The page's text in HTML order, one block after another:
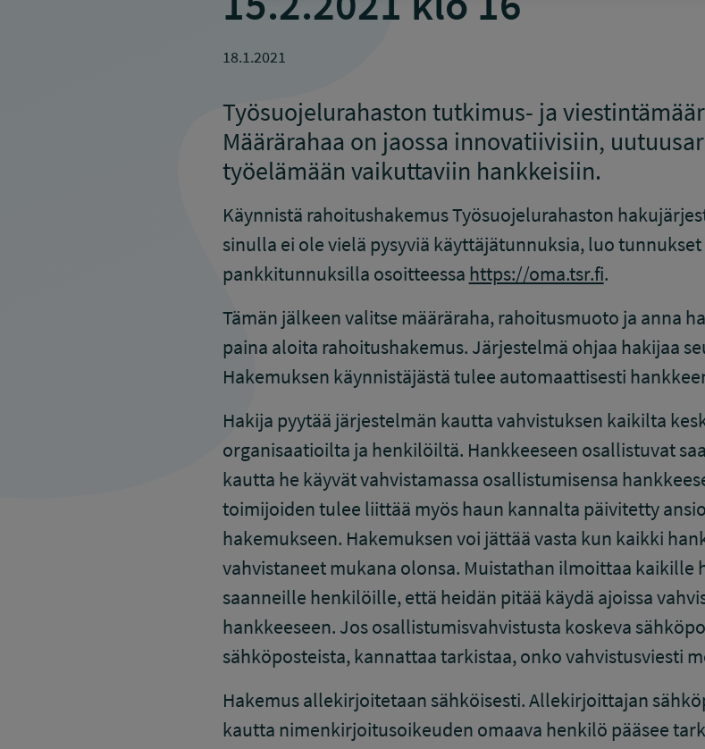
18.1.2021
Työsuojelurahaston tutkimus- ja
Määrärahaa on jaossa innovatiivisiin,
työelämään vaikuttaviin hankkeisiin.
Käynnistä rahoitushakemus Työsuojelurahaston
sinulla ei ole vielä pysyviä käyttäjätunnuksia, luo
pankkitunnuksilla osoitteessa https://oma.tsr.fi.
Tämän jälkeen valitse määräraha, rahoitusmuoto ja anna
paina aloita rahoitushakemus. Järjestelmä ohjaa hakijaa
Hakemuksen käynnistäjästä tulee automaattisesti
Hakija pyytää järjestelmän kautta vahvistuksen kaikilta
organisaatioilta ja henkilöiltä. Hankkeeseen osallistuvat
kautta he käyvät vahvistamassa osallistumisensa
toimijoiden tulee liittää myös haun kannalta päivitetty
hakemukseen. Hakemuksen voi jättää vasta kun kaikki
vahvistaneet mukana olonsa. Muistathan ilmoittaa kaikille
saanneille henkilöille, että heidän pitää käydä ajoissa
hankkeeseen. Jos osallistumisvahvistusta koskeva
sähköposteista, kannattaa tarkistaa, onko vahvistusviesti
Hakemus allekirjoitetaan sähköisesti. Allekirjoittajan
kautta nimenkirjoitusoikeuden omaava henkilö pääsee